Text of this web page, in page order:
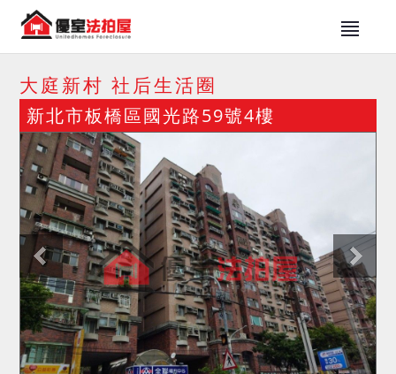
大庭新村 社后生活圈
新北市板橋區國光路59號4樓